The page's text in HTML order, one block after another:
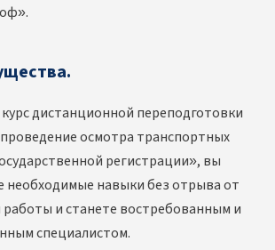
дистанционной переподготовки
осмотра транспортных
регистрации», вы
необходимые навыки без отрыва от
и станете востребованным и
специалистом.